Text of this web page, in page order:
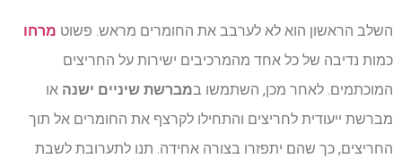
השלב הראשון הוא לא לערבב את החומרים מראש. פשוט מרחו
כמות נדיבה של כל אחד מהמרכיבים ישירות על החריצים
המוכתמים. לאחר מכן, השתמשו במברשת שיניים ישנה או
מברשת ייעודית לחריצים והתחילו לקרצף את החומרים אל תוך
החריצים, כך שהם יתפזרו בצורה אחידה. תנו לתערובת לשבת